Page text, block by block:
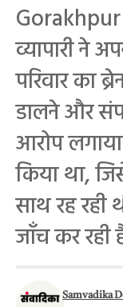
व्यापारी ने
परिवार का
डालने और
आरोप
किया था,
साथ रह रही
जाँच कर रही
Samvadika